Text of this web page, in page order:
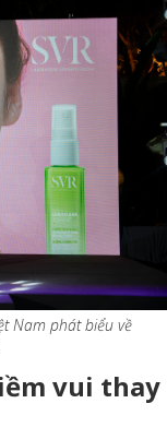
Nam phát biểu về
vui thay